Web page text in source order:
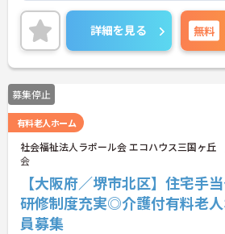
■子育て世代が多いので、気持ちを理解し
ら働いてます！
■16時半終わりというのも珍しく、アクセ
から近いので働きやすいです。
詳細を見る 無料
募集停止
有料老人ホーム
社会福祉法人ラポール会 エコハウス三国ヶ丘
会
【大阪府／堺市北区】住宅手
研修制度充実◎介護付有料老
員募集